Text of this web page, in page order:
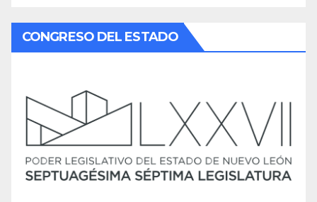
CONGRESO DEL ESTADO